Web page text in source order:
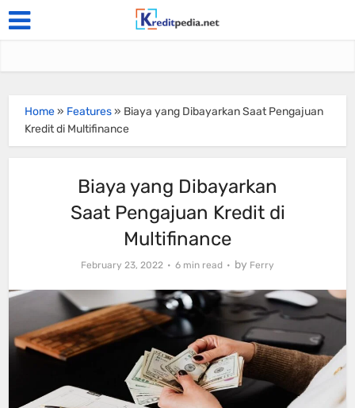
Home» Features» Biaya yang Dibayarkan Saat Pengajuan
Kredit di Multifinance
Biaya yang Dibayarkan
Saat Pengajuan Kredit di
Multifinance
February 23, 2022 6 min read by Ferry